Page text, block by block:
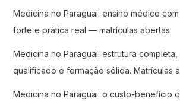
Medicina no Paraguai: ensino médico
forte e prática real — matrículas abertas
Medicina no Paraguai: estrutura
qualificado e formação sólida. Matrículas
Medicina no Paraguai: o custo-benefício